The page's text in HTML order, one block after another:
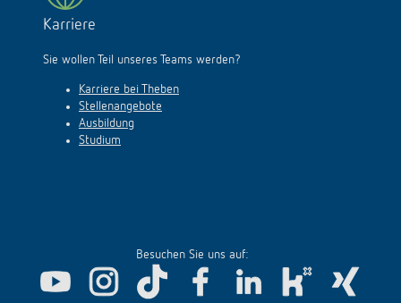
Karriere
Sie wollen Teil unseres Teams werden?
Karriere bei Theben
Stellenangebote
Ausbildung
Studium
Besuchen Sie uns auf: